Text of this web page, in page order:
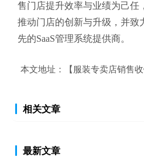
售门店提升效率与业绩为己任
推动门店的创新与升级，并致
先的SaaS管理系统提供商。
本文地址： 【服装专卖店销售
相关文章
最新文章